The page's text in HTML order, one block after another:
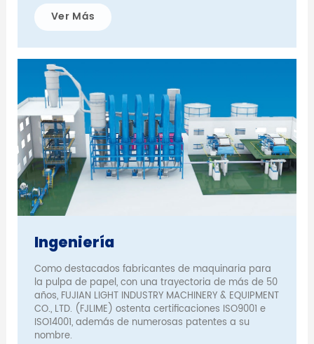
Ver Más
Ingeniería
Como destacados fabricantes de maquinaria para
la pulpa de papel, con una trayectoria de más de 50
años, FUJIAN LIGHT INDUSTRY MACHINERY & EQUIPMENT
CO., LTD. (FJLIME) ostenta certificaciones ISO9001 e
ISO14001, además de numerosas patentes a su
nombre.